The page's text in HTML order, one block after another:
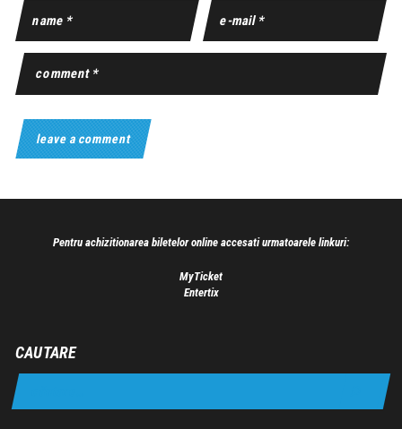
Pentru achizitionarea biletelor online accesati urmatoarele linkuri:
MyTicket
Entertix
CAUTARE